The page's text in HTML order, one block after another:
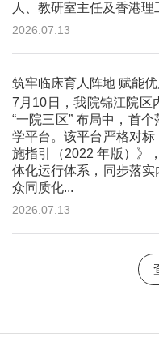
人、教研室主任及香港理
2026.07.13
7月10日，我院锦江院区
“一院三区” 布局中，首
学平台。该平台严格对
施指引（2022 年版）》
体化运行体系，同步落
众同质化...
2026.07.13